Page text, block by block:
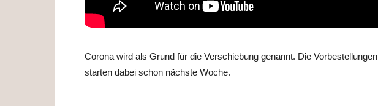
Corona wird als Grund für die Verschiebung genannt. Die Vorbestellungen
starten dabei schon nächste Woche.